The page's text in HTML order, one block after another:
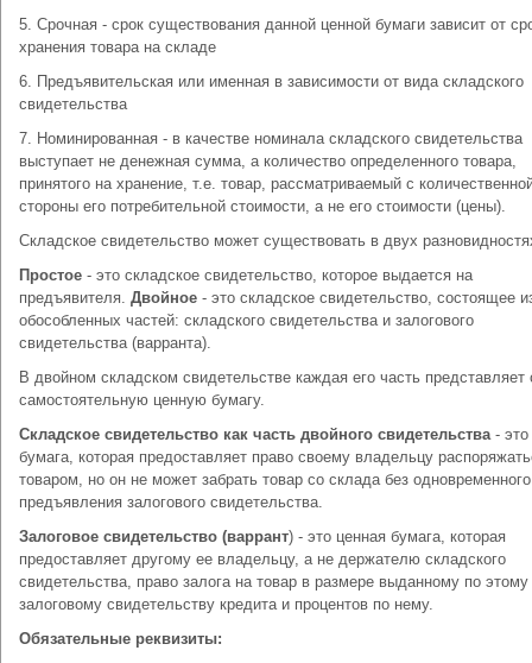
5. Срочная - срок существования данной ценной бумаги зависит от
хранения товара на складе
6. Предъявительская или именная в зависимости от вида складского
свидетельства
7. Номинированная - в качестве номинала складского свидетельства
выступает не денежная сумма, а количество определенного товара,
принятого на хранение, т.е. товар, рассматриваемый с
стороны его потребительной стоимости, а не его стоимости (цены).
Складское свидетельство может существовать в двух
Простое - это складское свидетельство, которое выдается на
предъявителя. Двойное - это складское свидетельство, состоящее
обособленных частей: складского свидетельства и залогового
свидетельства (варранта).
В двойном складском свидетельстве каждая его часть представляет
самостоятельную ценную бумагу.
Складское свидетельство как часть двойного свидетельства- это
бумага, которая предоставляет право своему владельцу
товаром, но он не может забрать товар со склада без одновременного
предъявления залогового свидетельства.
Залоговое свидетельство (варрант) - это ценная бумага, которая
предоставляет другому ее владельцу, а не держателю складского
свидетельства, право залога на товар в размере выданному по этому
залоговому свидетельству кредита и процентов по нему.
Обязательные реквизиты: